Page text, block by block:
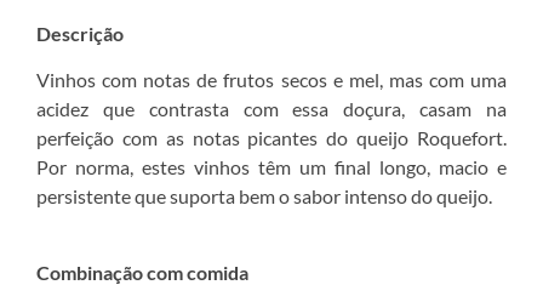
Descrição
Vinhos com notas de frutos secos e mel, mas com uma
acidez que contrasta com essa doçura, casam na
perfeição com as notas picantes do queijo Roquefort.
Por norma, estes vinhos têm um final longo, macio e
persistente que suporta bem o sabor intenso do queijo.
Combinação com comida